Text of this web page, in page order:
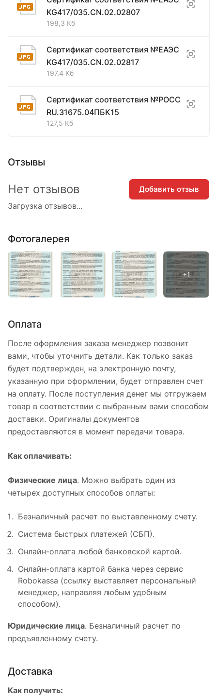
KG417/035.CN.02.02807
198,3 Кб
Сертификат соответствия №ЕАЭС
KG417/035.CN.02.02817
197,4 Кб
Сертификат соответствия №РОСС
RU.31675.04ПБК15
127,5 Кб
Отзывы
Загрузка отзывов...
Нет отзывов Добавить отзыв
Фотогалерея
Оплата
После оформления заказа менеджер позвонит
вами, чтобы уточнить детали. Как только заказ
будет подтвержден, на электронную почту,
указанную при оформлении, будет отправлен счет
на оплату. После поступления денег мы отгружаем
товар в соответствии с выбранным вами способом
доставки. Оригиналы документов
предоставляются в момент передачи товара.
Как оплачивать:
Физические лица. Можно выбрать один из
четырех доступных способов оплаты:
Безналичный расчет по выставленному счету.
Система быстрых платежей (СБП).
Онлайн-оплата любой банковской картой.
Онлайн-оплата картой банка через сервис
Robokassa (ссылку выставляет персональный
менеджер, направляя любым удобным
способом).
Юридические лица. Безналичный расчет по
предъявленному счету.
Доставка
Как получить: